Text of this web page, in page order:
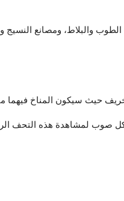
والبلاط، ومصانع النسيج
حيث سيكون المناخ فيهما
كل صوب لمشاهدة هذه التحف